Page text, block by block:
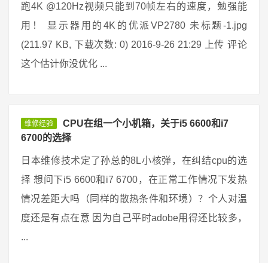
跑4K @120Hz视频只能到70帧左右的速度，勉强能
用！ 显示器用的4K的优派VP2780 未标题-1.jpg
(211.97 KB, 下载次数: 0) 2016-9-26 21:29 上传 评论
这个估计你没优化 ...
维修经验
CPU在组一个小机箱，关于i5 6600和i7
6700的选择
日本维修技术定了孙总的8L小核弹，在纠结cpu的选
择 想问下i5 6600和i7 6700，在正常工作情况下发热
情况差距大吗（同样的散热条件和环境）？个人对温
度还是有点在意 因为自己平时adobe用得还比较多，
...